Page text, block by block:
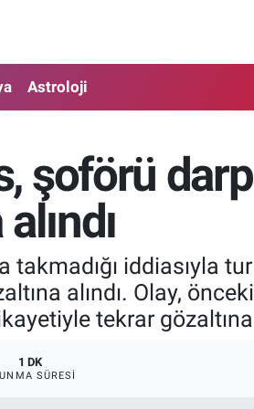
Astroloji
şoförü
iddiasıyla
alındı. Olay,
tekrar gözaltına
1 DK
SÜRESI